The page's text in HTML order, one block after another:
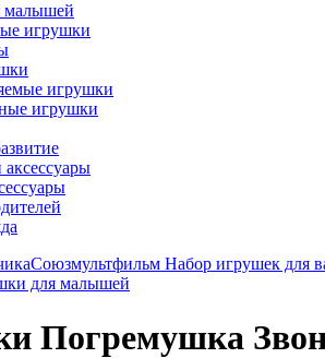
малышей
игрушки
игрушки
игрушки
Союзмультфильм Набор игрушек для
для малышей
Погремушка